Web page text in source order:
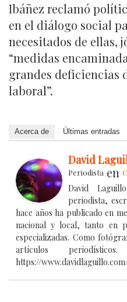
Ibáñez reclamó
en el diálogo social
necesitados de ellas,
“medidas
grandes deficiencias
laboral”.
Acerca de Últimas entradas
David
Periodista en
David
periodista,
hace años ha publicado en
nacional y local, tanto en
especializadas. Como
artículos
https://